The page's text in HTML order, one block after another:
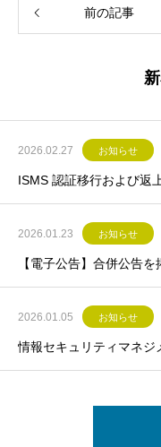
前の記事
2026.02.27 お知らせ
ISMS 認証移行および返
2026.01.23 お知らせ
【電子公告】合併公告を
2026.01.05 お知らせ
情報セキュリティマネジ